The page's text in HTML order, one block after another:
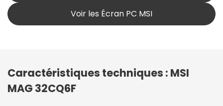
Voir les Écran PC MSI
Caractéristiques techniques : MSI
MAG 32CQ6F